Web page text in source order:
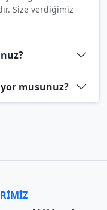
Size verdiğimiz
musunuz?